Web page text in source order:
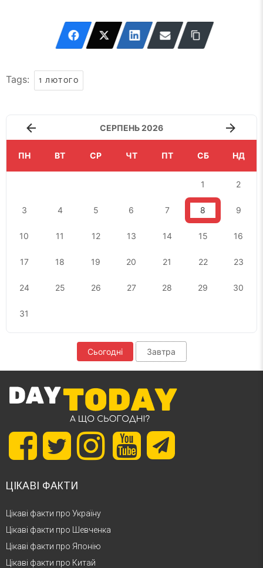
Tags: 1 ЛЮТОГО
СЕРПЕНЬ 2026
ПН ВТ СР ЧТ ПТ СБ НД
1 2
3 4 5 6 7 8 9
10 11 12 13 14 15 16
17 18 19 20 21 22 23
24 25 26 27 28 29 30
31
Сьогодні Завтра
ЦІКАВІ ФАКТИ
Цікаві факти про Україну
Цікаві факти про Шевченка
Цікаві факти про Японію
Цікаві факти про Китай